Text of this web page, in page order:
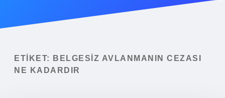
Yasal Uyarı
ETIKET:
BELGESIZ AVLANMANIN CEZASI
NE KADARDIR